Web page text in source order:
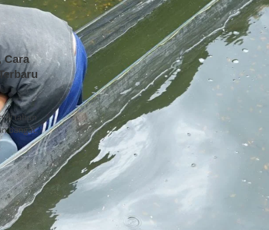
Cara
di tahun
bangat.
Manfish
Discuss
Palmas
Kura-kura
KATEGORI
Berita
Bisnis
Budidaya
Event
Informasi Lain
Pembenihan Ikan
Pembesaran Ikan
Penyakit Ikan
Teknologi dan Inovasi